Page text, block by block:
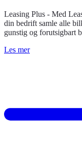
Leasing Plus - Med
din bedrift samle alle
gunstig og forutsigbart
Les mer